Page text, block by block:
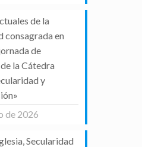
de la
consagrada en
de
la Cátedra
y
de 2026
Secularidad